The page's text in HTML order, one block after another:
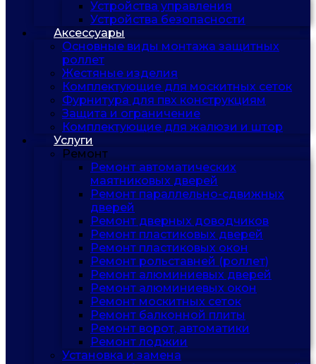
Устройства управления
Устройства безопасности
Аксессуары
Основные виды монтажа защитных
роллет
Жестяные изделия
Комплектующие для москитных сеток
Фурнитура для пвх конструкциям
Защита и ограничение
Комплектующие для жалюзи и штор
Услуги
Ремонт
Ремонт автоматических
маятниковых дверей
Ремонт параллельно-сдвижных
дверей
Ремонт дверных доводчиков
Ремонт пластиковых дверей
Ремонт пластиковых окон
Ремонт рольставней (роллет)
Ремонт алюминиевых дверей
Ремонт алюминиевых окон
Ремонт москитных сеток
Ремонт балконной плиты
Ремонт ворот, автоматики
Ремонт лоджии
Установка и замена